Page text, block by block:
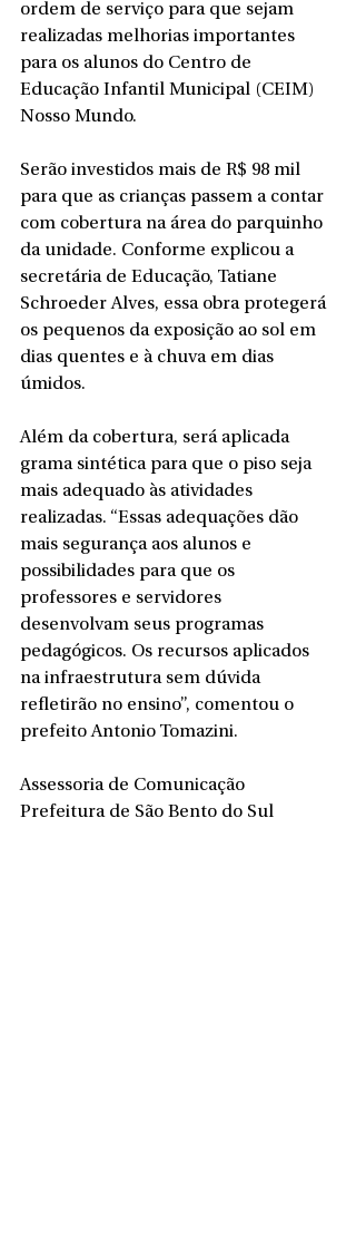
ordem de serviço para que sejam
realizadas melhorias importantes
para os alunos do Centro de
Educação Infantil Municipal (CEIM)
Nosso Mundo.
Serão investidos mais de R$ 98 mil
para que as crianças passem a contar
com cobertura na área do parquinho
da unidade. Conforme explicou a
secretária de Educação, Tatiane
Schroeder Alves, essa obra protegerá
os pequenos da exposição ao sol em
dias quentes e à chuva em dias
úmidos.
Além da cobertura, será aplicada
grama sintética para que o piso seja
mais adequado às atividades
realizadas. “Essas adequações dão
mais segurança aos alunos e
possibilidades para que os
professores e servidores
desenvolvam seus programas
pedagógicos. Os recursos aplicados
na infraestrutura sem dúvida
refletirão no ensino”, comentou o
prefeito Antonio Tomazini.
Assessoria de Comunicação
Prefeitura de São Bento do Sul